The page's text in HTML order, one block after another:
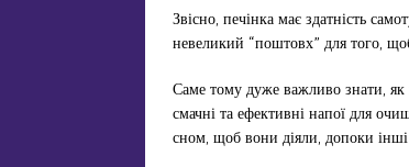
Звісно, печінка має здатність
невеликий “поштовх” для того,
Саме тому дуже важливо знати,
смачні та ефективні напої для
сном, щоб вони діяли, допоки